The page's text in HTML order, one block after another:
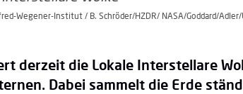
Wegener-Institut / B. Schröder/HZDR/ NASA/Goddard/Adler/
derzeit die Lokale Interstellare
Dabei sammelt die Erde